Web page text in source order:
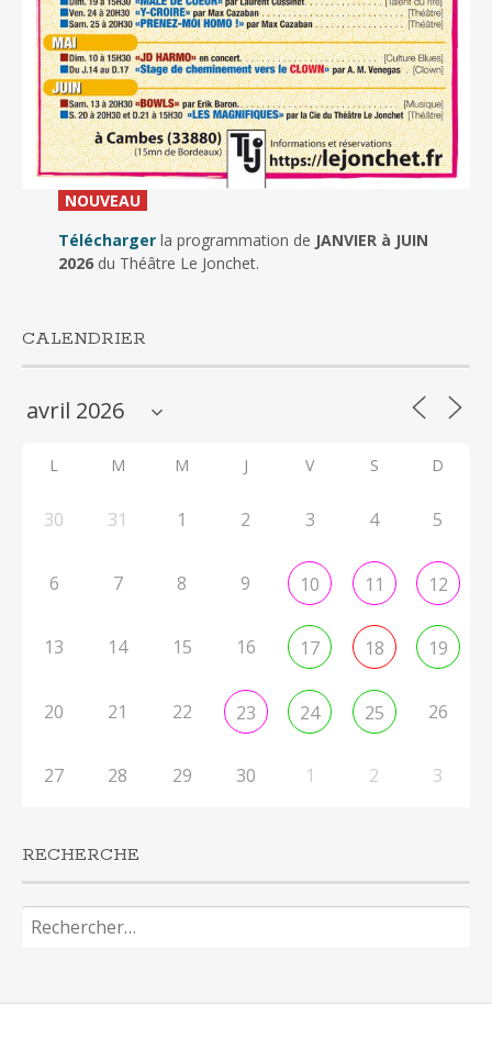
NOUVEAU_
Télécharger la programmation de JANVIER à JUIN
2026du Théâtre Le Jonchet.
CALENDRIER
L M M J V S D
30 31 1 2 3 4 5
6 7 8 9 10 11 12
13 14 15 16 17 18 19
20 21 22 23 24 25 26
27 28 29 30 1 2 3
RECHERCHE
Rechercher :